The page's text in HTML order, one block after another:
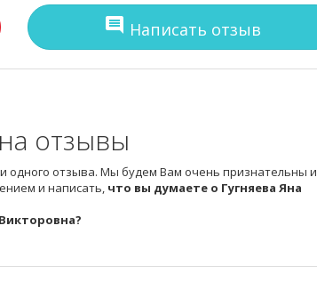
comment Написать отзыв
отзывы
одного отзыва. Мы будем Вам очень признательны и
и написать, что вы думаете о Гугняева Яна